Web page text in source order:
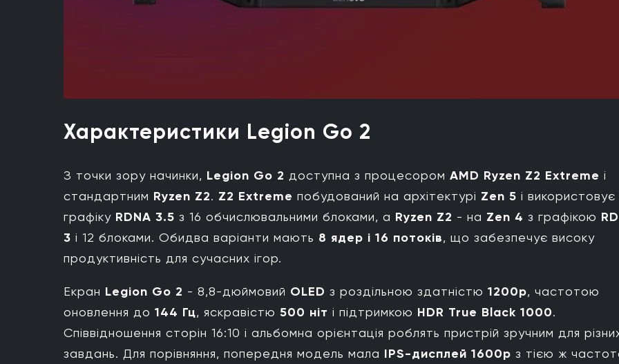
Характеристики Legion Go 2
З точки зору начинки, Legion Go 2 доступна з процесором AMD Ryzen Z2 Extreme і
стандартним Ryzen Z2. Z2 Extreme побудований на архітектурі Zen 5 і використовує
графіку RDNA 3.5 з 16 обчислювальними блоками, а Ryzen Z2 - на Zen 4 з графікою
3 і 12 блоками. Обидва варіанти мають 8 ядер і 16 потоків, що забезпечує високу
продуктивність для сучасних ігор.
Екран Legion Go 2 - 8,8-дюймовий OLED з роздільною здатністю 1200p, частотою
оновлення до 144 Гц, яскравістю 500 ніт і підтримкою HDR True Black 1000.
Співвідношення сторін 16:10 і альбомна орієнтація роблять пристрій зручним для
завдань. Для порівняння, попередня модель мала IPS-дисплей 1600p з тією ж